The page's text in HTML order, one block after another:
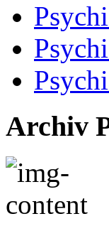
Archiv